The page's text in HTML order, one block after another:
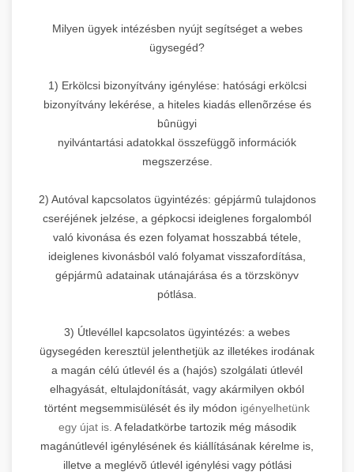
Milyen ügyek intézésben nyújt segítséget a webes
ügysegéd?
1) Erkölcsi bizonyítvány igénylése: hatósági erkölcsi
bizonyítvány lekérése, a hiteles kiadás ellenõrzése és
bûnügyi
nyilvántartási adatokkal összefüggõ információk
megszerzése.
2) Autóval kapcsolatos ügyintézés: gépjármû tulajdonos
cseréjének jelzése, a gépkocsi ideiglenes forgalomból
való kivonása és ezen folyamat hosszabbá tétele,
ideiglenes kivonásból való folyamat visszafordítása,
gépjármû adatainak utánajárása és a törzskönyv
pótlása.
3) Útlevéllel kapcsolatos ügyintézés: a webes
ügysegéden keresztül jelenthetjük az illetékes irodának
a magán célú útlevél és a (hajós) szolgálati útlevél
elhagyását, eltulajdonítását, vagy akármilyen okból
történt megsemmisülését és ily módon igényelhetünk
egy újat is. A feladatkörbe tartozik még második
magánútlevél igénylésének és kiállításának kérelme is,
illetve a meglévõ útlevél igénylési vagy pótlási